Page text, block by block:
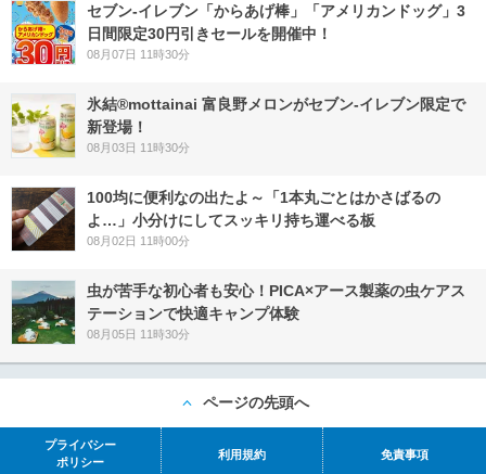
セブン‐イレブン「からあげ棒」「アメリカンドッグ」3
日間限定30円引きセールを開催中！
08月07日 11時30分
氷結®mottainai 富良野メロンがセブン‐イレブン限定で
新登場！
08月03日 11時30分
100均に便利なの出たよ～「1本丸ごとはかさばるの
よ…」小分けにしてスッキリ持ち運べる板
08月02日 11時00分
虫が苦手な初心者も安心！PICA×アース製薬の虫ケアス
テーションで快適キャンプ体験
08月05日 11時30分
ページの先頭へ
プライバシー
ポリシー
利用規約 免責事項